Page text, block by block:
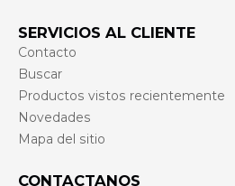
SERVICIOS AL CLIENTE
Contacto
Buscar
Productos vistos recientemente
Novedades
Mapa del sitio
CONTACTANOS